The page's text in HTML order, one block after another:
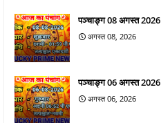
पञ्चाङ्ग 08 अगस्त 2026
अगस्त 08, 2026
पञ्चाङ्ग 06 अगस्त 2026
अगस्त 06, 2026